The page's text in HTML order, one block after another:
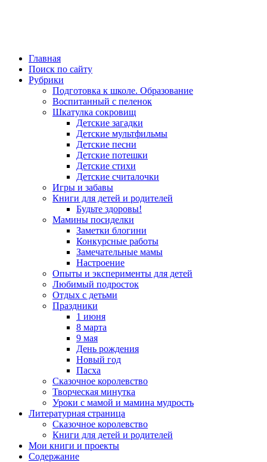
Главная
Поиск по сайту
Рубрики
Подготовка к школе. Образование
Воспитанный с пеленок
Шкатулка сокровищ
Детские загадки
Детские мультфильмы
Детские песни
Детские потешки
Детские стихи
Детские считалочки
Игры и забавы
Книги для детей и родителей
Будьте здоровы!
Мамины посиделки
Заметки блогини
Конкурсные работы
Замечательные мамы
Настроение
Опыты и эксперименты для детей
Любимый подросток
Отдых с детьми
Праздники
1 июня
8 марта
9 мая
День рождения
Новый год
Пасха
Сказочное королевство
Творческая минутка
Уроки с мамой и мамина мудрость
Литературная страница
Сказочное королевство
Книги для детей и родителей
Мои книги и проекты
Содержание